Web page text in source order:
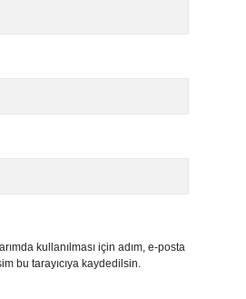
kullanılması için adım, e-posta
bu tarayıcıya kaydedilsin.